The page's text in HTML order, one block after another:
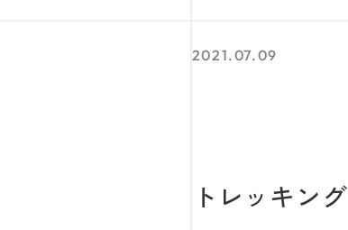
トレッキング
2021.07.09